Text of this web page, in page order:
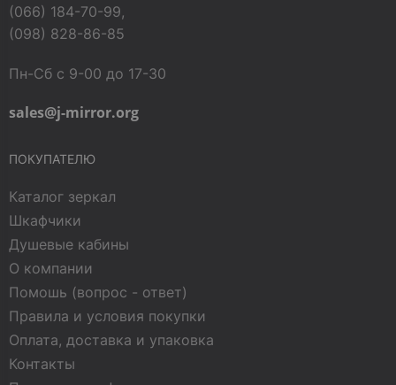
(066) 184-70-99,
(098) 828-86-85
Пн-Сб с 9-00 до 17-30
sales@j-mirror.org
ПОКУПАТЕЛЮ
Каталог зеркал
Шкафчики
Душевые кабины
О компании
Помошь (вопрос - ответ)
Правила и условия покупки
Оплата, доставка и упаковка
Контакты